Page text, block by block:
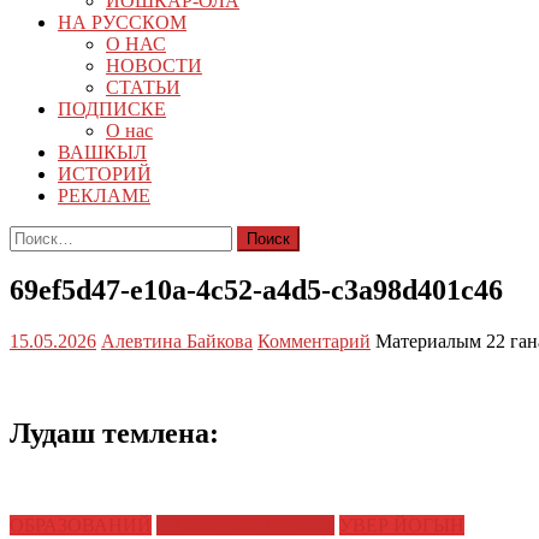
НА РУССКОМ
О НАС
НОВОСТИ
СТАТЬИ
ПОДПИСКЕ
О нас
ВАШКЫЛ
ИСТОРИЙ
РЕКЛАМЕ
Найти:
69ef5d47-e10a-4c52-a4d5-c3a98d401c46
15.05.2026 Алевтина Байкова Комментарий Материалым 22
Лудаш темлена: